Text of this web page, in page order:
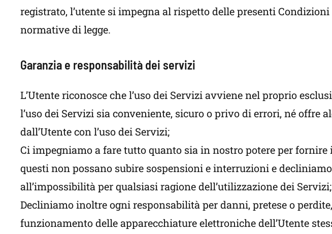
registrato, l’utente si impegna al rispetto delle presenti
normative di legge.
Garanzia e responsabilità dei servizi
L’Utente riconosce che l’uso dei Servizi avviene nel proprio
l’uso dei Servizi sia conveniente, sicuro o privo di errori, né
dall’Utente con l’uso dei Servizi;
Ci impegniamo a fare tutto quanto sia in nostro potere per
questi non possano subire sospensioni e interruzioni e
all’impossibilità per qualsiasi ragione dell’utilizzazione dei Servizi;
Decliniamo inoltre ogni responsabilità per danni, pretese o
funzionamento delle apparecchiature elettroniche dell’Utente